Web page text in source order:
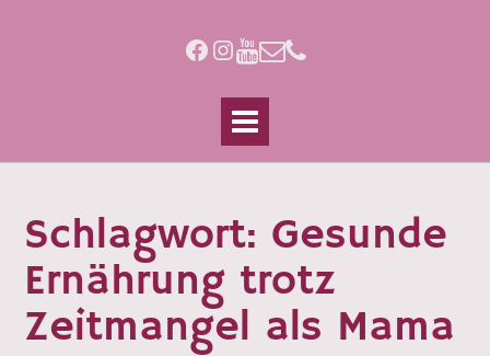
Facebook
Instagram
Schlagwort: Gesunde
Ernährung trotz
Zeitmangel als Mama